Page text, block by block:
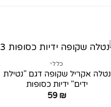
כללי
נטלה אקריל שקופה דגם "נטילת
ידים" ידיות כסופות
59 ₪